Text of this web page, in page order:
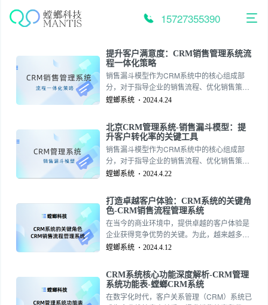
15727355390
提升客户满意度：CRM销售管理系统流
程一体化策略
销售漏斗模型作为CRM系统中的核心组成部
分，对于指导企业的销售流程、优化销售策
略、提高客户转化率具有至关重要的作用。
螳螂系统 2024.4.24
北京CRM管理系统-销售漏斗模型：提
升客户转化率的关键工具
销售漏斗模型作为CRM系统中的核心组成部
分，对于指导企业的销售流程、优化销售策
略、提高客户转化率具有至关重要的作用。
螳螂系统 2024.4.22
打造卓越客户体验：CRM系统的关键角
色-CRM销售流程管理系统
在当今的商业环境中，提供卓越的客户体验是
企业获得竞争优势的关键。为此，越来越多的
企业开始依赖客户关系管理（CRM）系统来提
能不仅有助于优化客户互动，还能够提升企业
的运营效率。接下来，我们将探讨CRM系统如
何通过其核心功能实现这些目标。157-2735-
5390
螳螂系统 2024.4.12
CRM系统核心功能深度解析-CRM管理
系统功能表-螳螂CRM系统
在数字化时代，客户关系管理（CRM）系统已